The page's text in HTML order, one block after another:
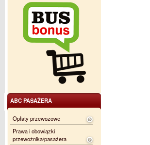
ABC PASAŻERA
Opłaty przewozowe
Prawa i obowiązki
przewoźnika/pasażera